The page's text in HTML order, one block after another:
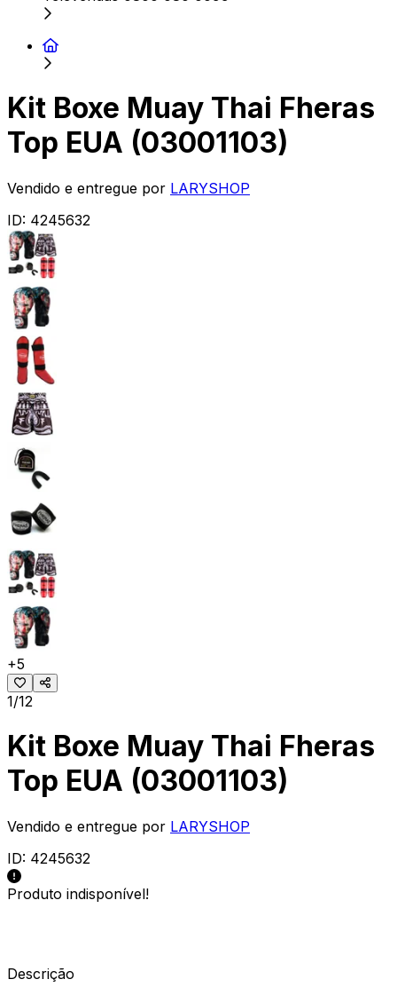
Kit Boxe Muay Thai Fheras
Top EUA (03001103)
Vendido e entregue por LARYSHOP
ID: 4245632
+5
1/12
Kit Boxe Muay Thai Fheras
Top EUA (03001103)
Vendido e entregue por LARYSHOP
ID: 4245632
Produto indisponível!
Descrição